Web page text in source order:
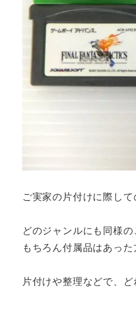
ご実家の片付けに際し
どのジャンルにも同様
もちろん付属品はあっ
片付けや整理などで、